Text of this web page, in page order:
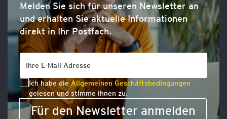
Melden Sie sich für unseren Newsletter an
und erhalten Sie aktuelle Informationen
direkt in Ihr Postfach.
Ich habe dieAllgemeinen Geschäftsbedingungen
gelesen und stimme ihnen zu.
Für den Newsletter anmelden